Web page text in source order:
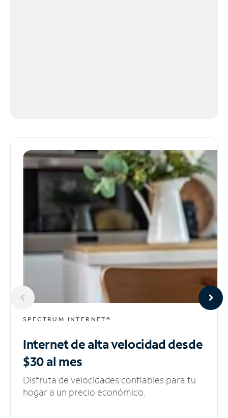
SPECTRUM INTERNET®
Internet de alta velocidaddesde
$30 al mes
Disfruta de velocidades confiables para tu
hogar a un precio económico.